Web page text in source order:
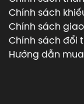
Chính sách
Chính sách
Chính sách đổi
Hướng dẫn